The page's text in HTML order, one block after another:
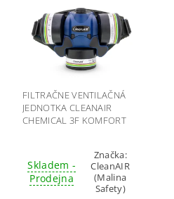
FILTRAČNE VENTILAČNÁ
JEDNOTKA CLEANAIR
CHEMICAL 3F KOMFORT
Skladem -
Prodejna
Značka:
CleanAIR
(Malina
Safety)